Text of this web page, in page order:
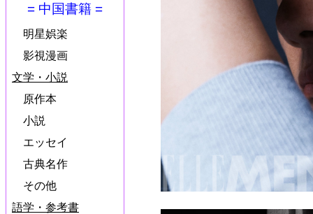
= 中国書籍 =
明星娯楽
影視漫画
文学・小説
原作本
小説
エッセイ
古典名作
その他
語学・参考書